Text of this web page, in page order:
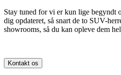
Stay tuned for vi er kun lige begyndt
dig opdateret, så snart de to SUV-
showrooms, så du kan opleve dem
Kontakt os